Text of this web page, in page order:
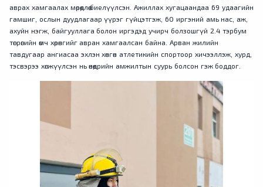
аврах хамгаалах мөрөөдлөө биелүүлсэн. Ажиллах хугацаандаа 69 удаагийн
гамшиг, ослын дуудлагаар үүрэг гүйцэтгэж, 60 иргэний амь нас, аж,
ахуйн нэгж, байгууллага болон иргэдэд учирч болзошгүй 2.4 тэрбум
төгрөгийн өмч хөрөнгийг авран хамгаалсан байна. Арван жилийн
тавдугаар ангиасаа эхлэн хөнгөн атлетикийн спортоор хичээллэж, хурд,
тэсвэрээ хөгжүүлсэн нь өнөөдрийн амжилтын суурь болсон гэж боддог.